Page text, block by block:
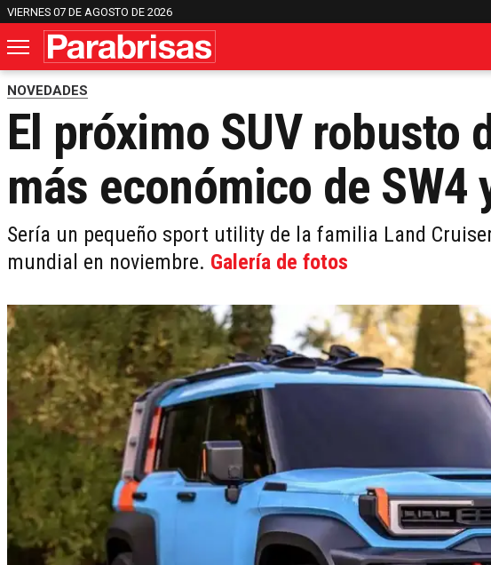
VIERNES 07 DE AGOSTO DE 2026
NOVEDADES
El próximo SUV robusto
más económico de
Sería un pequeño sport utility de la familia Land
mundial en noviembre. Galería de fotos